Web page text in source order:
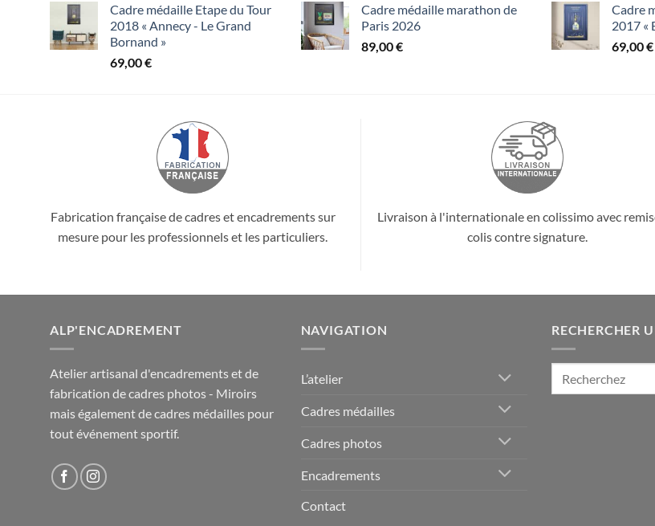
Cadre médaille Etape du Tour
2018 « Annecy - Le Grand
Bornand »
69,00€
Cadre médaille marathon de
Paris 2026
89,00€
Cadre
2017 «
69,00€
Fabrication française de cadres et encadrements sur
mesure pour les professionnels et les particuliers.
Livraison à l'internationale en colissimo avec
colis contre signature.
ALP'ENCADREMENT
Atelier artisanal d'encadrements et de
fabrication de cadres photos - Miroirs
mais également de cadres médailles pour
tout événement sportif.
NAVIGATION
L’atelier
Cadres médailles
Cadres photos
Encadrements
Contact
RECHERCHER